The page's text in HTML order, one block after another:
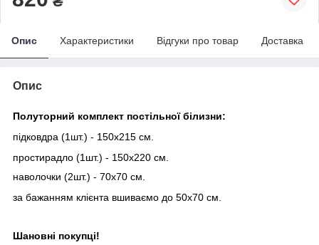
Опис Характеристики Відгуки про товар Доставка
Опис
Полуторний комплект постільної білизни:
підковдра (1шт.) - 150х215 см.
простирадло (1шт.) - 150х220 см.
наволочки (2шт.) - 70х70 см.
за бажанням клієнта вшиваємо до 50х70 см.
Шановні покупці!